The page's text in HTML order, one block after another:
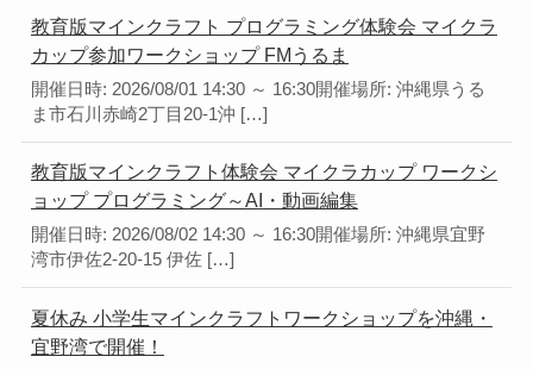
教育版マインクラフト プログラミング体験会 マイクラ
カップ参加ワークショップ FMうるま
開催日時: 2026/08/01 14:30 ～ 16:30開催場所: 沖縄県うる
ま市石川赤崎2丁目20-1沖 […]
教育版マインクラフト体験会 マイクラカップ ワークシ
ョップ プログラミング～AI・動画編集
開催日時: 2026/08/02 14:30 ～ 16:30開催場所: 沖縄県宜野
湾市伊佐2-20-15 伊佐 […]
夏休み 小学生マインクラフトワークショップを沖縄・
宜野湾で開催！